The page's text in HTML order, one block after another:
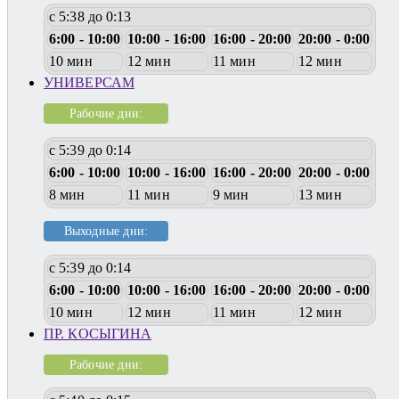
с 5:38 до 0:13
6:00 - 10:00 10:00 - 16:00 16:00 - 20:00 20:00 - 0:00
10 мин
12 мин 11 мин
12 мин
УНИВЕРСАМ
Рабочие дни:
с 5:39 до 0:14
6:00 - 10:00 10:00 - 16:00 16:00 - 20:00 20:00 - 0:00
8 мин
11 мин 9 мин 13 мин
Выходные дни:
с 5:39 до 0:14
6:00 - 10:00 10:00 - 16:00 16:00 - 20:00 20:00 - 0:00
10 мин
12 мин 11 мин
12 мин
ПР. КОСЫГИНА
Рабочие дни: